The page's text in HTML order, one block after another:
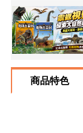
商品特色